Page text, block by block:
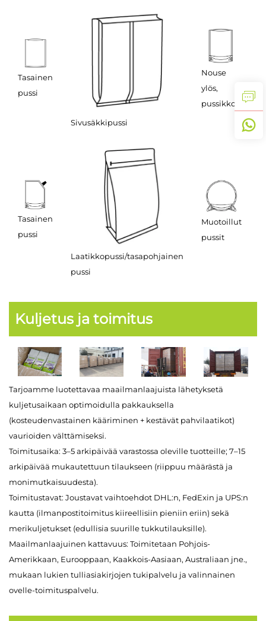
Tasainen
pussi
Sivusäkkipussi
Nouse
ylös,
pussikko.
Tasainen
pussi
Laatikkopussi/tasapohjainen
pussi
Muotoillut
pussit
Kuljetus ja toimitus
Tarjoamme luotettavaa maailmanlaajuista lähetyksetä
kuljetusaikaan optimoidulla pakkauksella
(kosteudenvastainen kääriminen + kestävät pahvilaatikot)
vaurioiden välttämiseksi.
Toimitusaika: 3–5 arkipäivää varastossa oleville tuotteille; 7–15
arkipäivää mukautettuun tilaukseen (riippuu määrästä ja
monimutkaisuudesta).
Toimitustavat: Joustavat vaihtoehdot DHL:n, FedExin ja UPS:n
kautta (ilmanpostitoimitus kiireellisiin pieniin eriin) sekä
merikuljetukset (edullisia suurille tukkutilauksille).
Maailmanlaajuinen kattavuus: Toimitetaan Pohjois-
Amerikkaan, Eurooppaan, Kaakkois-Aasiaan, Australiaan jne.,
mukaan lukien tulliasiakirjojen tukipalvelu ja valinnainen
ovelle-toimituspalvelu.